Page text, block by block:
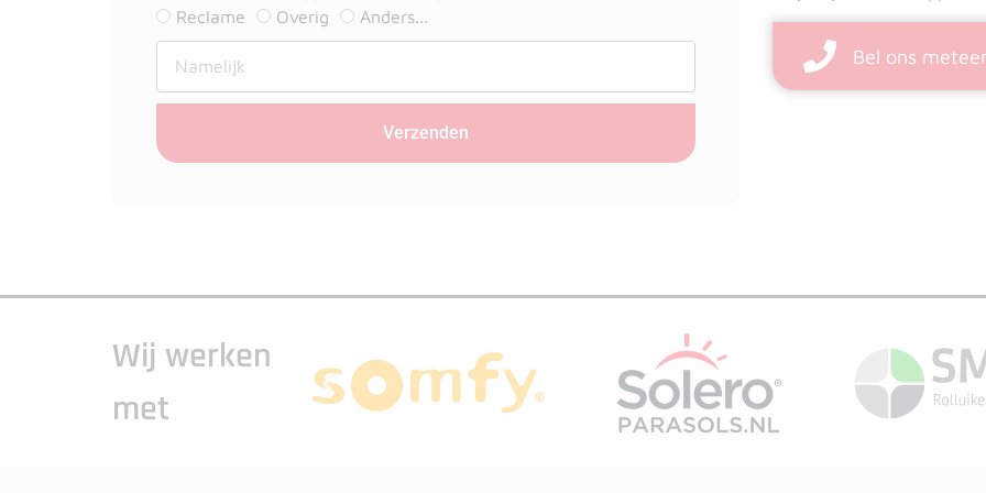
Reclame Overig Anders...
Verzenden
Bel ons
Wij werken
met